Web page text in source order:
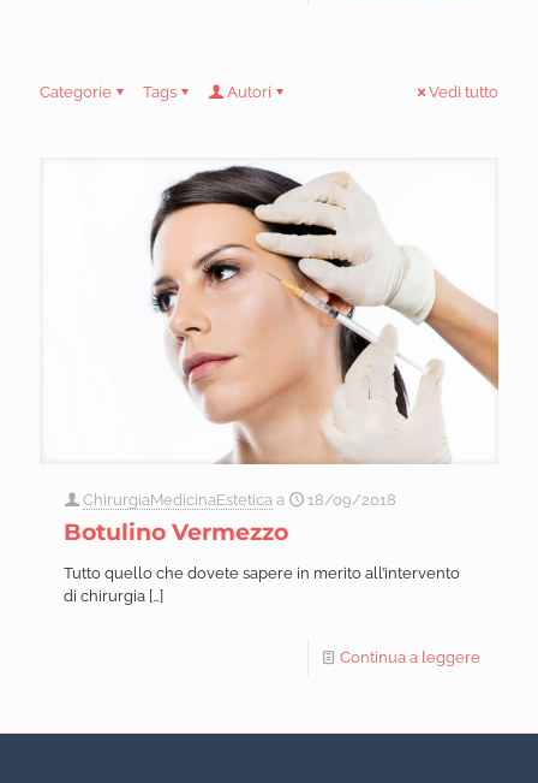
Categorie Tags Autori Vedi tutto
ChirurgiaMedicinaEstetica a 18/09/2018
Botulino Vermezzo
Tutto quello che dovete sapere in merito all’intervento
di chirurgia […]
Continua a leggere